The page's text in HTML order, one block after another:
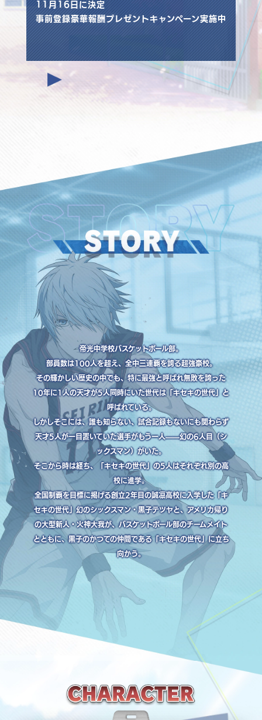
11月16日に決定
事前登録豪華報酬プレゼントキャンペーン実施中
帝光中学校バスケットボール部。
部員数は100人を超え、全中三連覇を誇る超強豪校。
その輝かしい歴史の中でも、特に最強と呼ばれ無敗を誇った
10年に1人の天才が5人同時にいた世代は「キセキの世代」と
呼ばれている。
しかしそこには、誰も知らない、試合記録もないにも関わらず
天才5人が一目置いていた選手がもう一人——幻の6人目（シ
ックスマン）がいた。
そこから時は経ち、「キセキの世代」の5人はそれぞれ別の高
校に進学。
全国制覇を目標に掲げる創立2年目の誠凛高校に入学した「キ
セキの世代」幻のシックスマン・黒子テツヤと、アメリカ帰り
の大型新人・火神大我が、バスケットボール部のチームメイト
とともに、黒子のかつての仲間である「キセキの世代」に立ち
向かう。